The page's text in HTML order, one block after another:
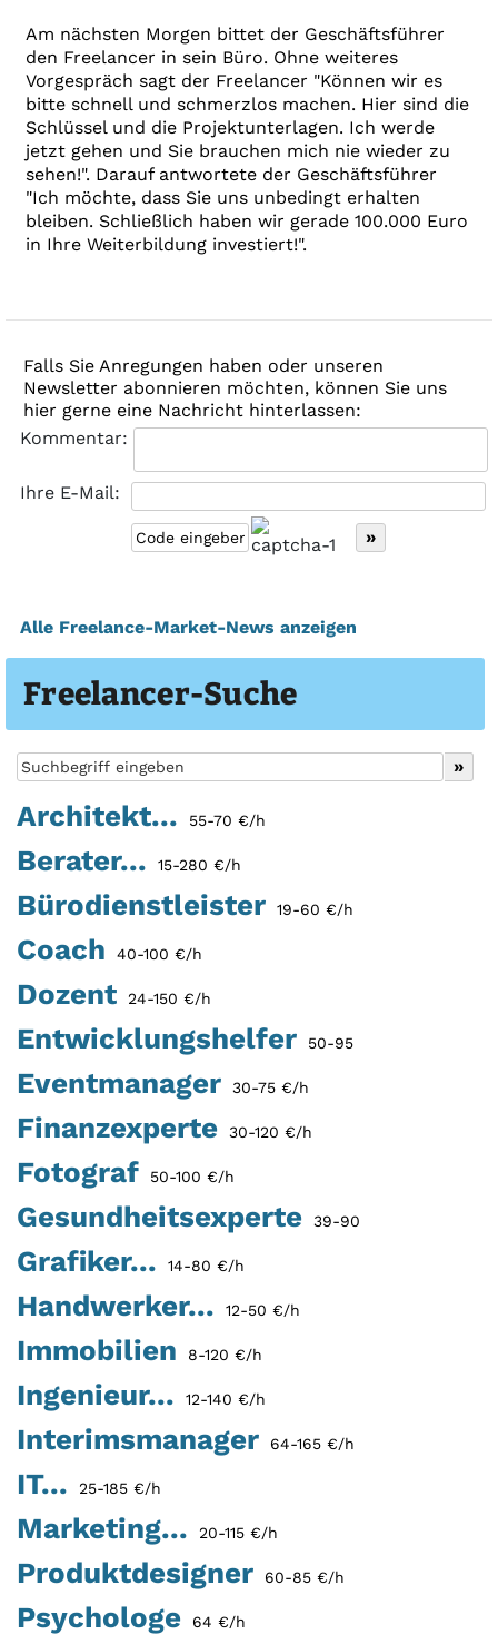
Freelancer-Suche
Architekt... 55-70 €/h
Berater... 15-280 €/h
Bürodienstleister 19-60 €/h
Coach 40-100 €/h
Dozent 24-150 €/h
Entwicklungshelfer 50-95
Eventmanager 30-75 €/h
Finanzexperte 30-120 €/h
Fotograf 50-100 €/h
Gesundheitsexperte 39-90
Grafiker... 14-80 €/h
Handwerker... 12-50 €/h
Immobilien 8-120 €/h
Ingenieur... 12-140 €/h
Interimsmanager 64-165 €/h
IT... 25-185 €/h
Marketing... 20-115 €/h
Produktdesigner 60-85 €/h
Psychologe 64 €/h
Am nächsten Morgen bittet der Geschäftsführer
den Freelancer in sein Büro. Ohne weiteres
Vorgespräch sagt der Freelancer "Können wir es
bitte schnell und schmerzlos machen. Hier sind die
Schlüssel und die Projektunterlagen. Ich werde
jetzt gehen und Sie brauchen mich nie wieder zu
sehen!". Darauf antwortete der Geschäftsführer
"Ich möchte, dass Sie uns unbedingt erhalten
bleiben. Schließlich haben wir gerade 100.000 Euro
in Ihre Weiterbildung investiert!".
Falls Sie Anregungen haben oder unseren
Newsletter abonnieren möchten, können Sie uns
hier gerne eine Nachricht hinterlassen:
Kommentar:
Ihre E-Mail:
Alle Freelance-Market-News anzeigen